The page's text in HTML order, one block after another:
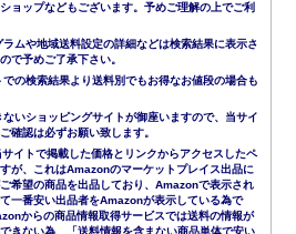
ョップなどもございます。予めご理解の上でご利
ムや地域送料設定の詳細などは検索結果に表示さ
で予めご了承下さい。
の検索結果より送料別でもお得なお値段の場合も
いショッピングサイトが御座いますので、当サイ
確認は必ずお願い致します。
イトで掲載した価格とリンクからアクセスしたペ
が、これはAmazonのマーケットプレイス出品に
希望の商品を出品しており、Amazonで表示され
一番安い出品者をAmazonが表示している為で
からの商品情報取得サービスでは送料の情報が
きない為、「送料情報を含まない商品単体で安い